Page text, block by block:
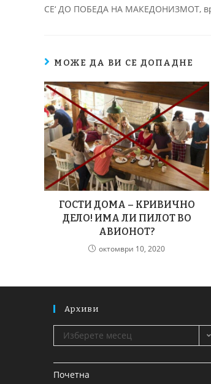
СЕ‘ ДО ПОБЕДА НА МАКЕДОНИЗМОТ,
МОЖЕ ДА ВИ СЕ ДОПАДНЕ
ГОСТИ ДОМА – КРИВИЧНО
ДЕЛО! ИМА ЛИ ПИЛОТ ВО
АВИОНОТ?
октомври 10, 2020
Архиви
Изберете месец
Почетна